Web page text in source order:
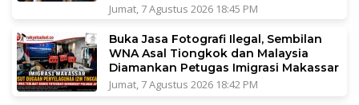
Jumat, 7 Agustus 2026 18:45 PM
Buka Jasa Fotografi Ilegal, Sembilan
WNA Asal Tiongkok dan Malaysia
Diamankan Petugas Imigrasi Makassar
Jumat, 7 Agustus 2026 18:42 PM